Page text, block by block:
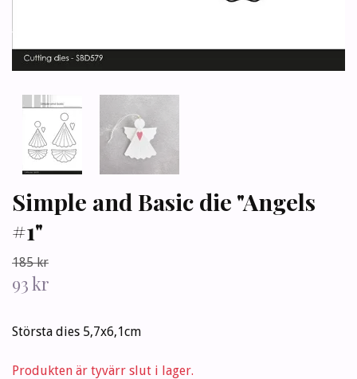
Simple and Basic die "Angels
#1"
185 kr
93 kr
Största dies 5,7x6,1cm
Produkten är tyvärr slut i lager.